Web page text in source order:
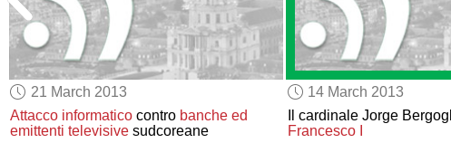
21 March 2013
Attacco informatico contro banche ed
emittenti televisive sudcoreane
14 March 2013
Il cardinale Jorge
Francesco I